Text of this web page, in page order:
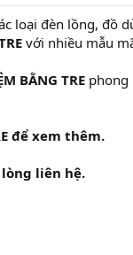
loại đèn lồng, đồ
với nhiều mẫu
BẰNG TRE phong
để xem thêm.
liên hệ.